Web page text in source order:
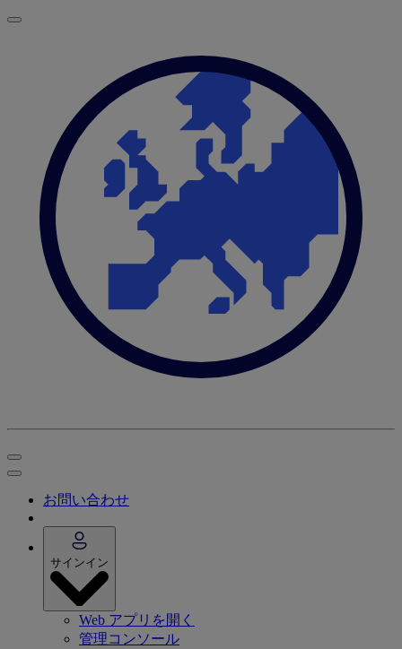
お問い合わせ
サインイン
Web アプリを開く
管理コンソール